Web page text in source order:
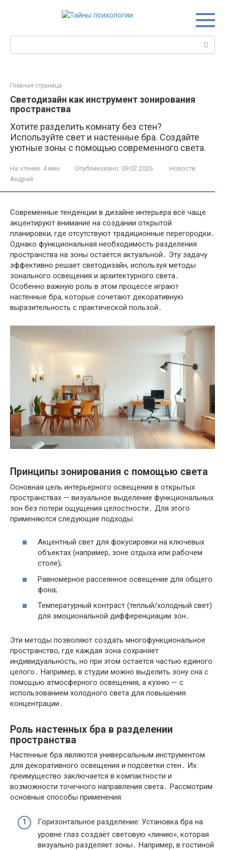
Главная страница
Светодизайн как инструмент зонирования
пространства
Хотите разделить комнату без стен?
Используйте свет и настенные бра. Создайте
уютные зоны с помощью современного света.
На чтение: 4 мин Опубликовано: 09.02.2026
Новости
Андрей
Современные тенденции в дизайне интерьера всё чаще
акцентируют внимание на создании открытой
планировки, где отсутствуют традиционные перегородки․
Однако функциональная необходимость разделения
пространства на зоны остаётся актуальной․ Эту задачу
эффективно решает светодизайн, используя методы
зонального освещения и архитектурного света․
Особенно важную роль в этом процессе играют
настенные бра, которые сочетают декоративную
выразительность с практической пользой․
Принципы зонирования с помощью света
Основная цель интерьерного освещения в открытых
пространствах — визуальное выделение функциональных
зон без потери ощущения целостности․ Для этого
применяются следующие подходы:
Акцентный свет для фокусировки на ключевых
объектах (например, зоне отдыха или рабочем
столе);
Равномерное рассеянное освещение для общего
фона;
Температурный контраст (теплый/холодный свет)
для эмоциональной дифференциации зон․
Эти методы позволяют создать многофункциональное
пространство, где каждая зона сохраняет
индивидуальность, но при этом остаётся частью единого
целого․ Например, в студии можно выделить зону сна с
помощью атмосферного освещения, а кухню — с
использованием холодного света для повышения
концентрации․
Роль настенных бра в разделении
пространства
Настенные бра являются универсальным инструментом
для декоративного освещения и подсветки стен․ Их
преимущество заключается в компактности и
возможности точечного направления света․ Рассмотрим
основные способы применения:
Горизонтальное разделение: Установка бра на
уровне глаз создаёт световую «линию», которая
визуально разделяет зоны․ Например, в гостиной